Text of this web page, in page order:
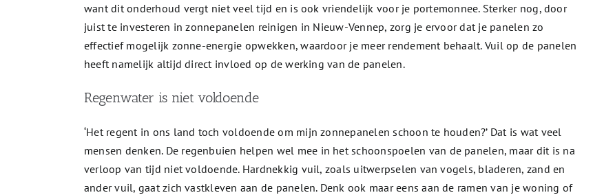
want dit onderhoud vergt niet veel tijd en is ook vriendelijk voor je portemonnee. Sterker nog, door
juist te investeren in zonnepanelen reinigen in Nieuw-Vennep, zorg je ervoor dat je panelen zo
effectief mogelijk zonne-energie opwekken, waardoor je meer rendement behaalt. Vuil op de panelen
heeft namelijk altijd direct invloed op de werking van de panelen.
Regenwater is niet voldoende
‘Het regent in ons land toch voldoende om mijn zonnepanelen schoon te houden?’ Dat is wat veel
mensen denken. De regenbuien helpen wel mee in het schoonspoelen van de panelen, maar dit is na
verloop van tijd niet voldoende. Hardnekkig vuil, zoals uitwerpselen van vogels, bladeren, zand en
ander vuil, gaat zich vastkleven aan de panelen. Denk ook maar eens aan de ramen van je woning of